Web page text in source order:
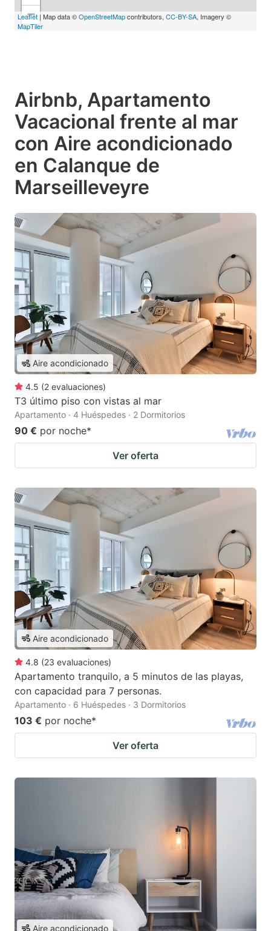
−
Leaflet | Map data ©OpenStreetMapcontributors, CC-BY-SA, Imagery ©
MapTiler
Airbnb, Apartamento
Vacacional frente al mar
con Aire acondicionado
en Calanque de
Marseilleveyre
Aire acondicionado
4.5 (2 evaluaciones)
T3 último piso con vistas al mar
Apartamento · 4 Huéspedes · 2 Dormitorios
90 € por noche*
Ver oferta
Aire acondicionado
4.8 (23 evaluaciones)
Apartamento tranquilo, a 5 minutos de las playas,
con capacidad para 7 personas.
Apartamento · 6 Huéspedes · 3 Dormitorios
103 € por noche*
Ver oferta
Aire acondicionado